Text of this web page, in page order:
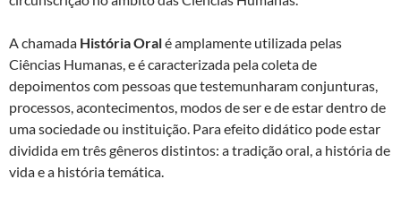
A chamada História Oralé amplamente utilizada pelas
Ciências Humanas, e é caracterizada pela coleta de
depoimentos com pessoas que testemunharam conjunturas,
processos, acontecimentos, modos de ser e de estar dentro de
uma sociedade ou instituição. Para efeito didático pode estar
dividida em três gêneros distintos: a tradição oral, a história de
vida e a história temática.